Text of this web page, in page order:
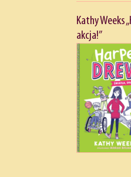
Kathy Weeks
akcja!”